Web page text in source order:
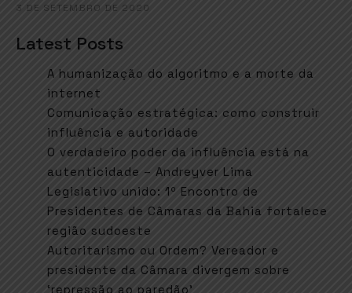
3 DE SETEMBRO DE 2020
Latest Posts
A humanização do algoritmo e a morte da
internet
Comunicação estratégica: como construir
influência e autoridade
O verdadeiro poder da influência está na
autenticidade – Andreyver Lima
Legislativo unido: 1º Encontro de
Presidentes de Câmaras da Bahia fortalece
região sudoeste
Autoritarismo ou Ordem? Vereador e
presidente da Câmara divergem sobre
‘repressão ao paredão’